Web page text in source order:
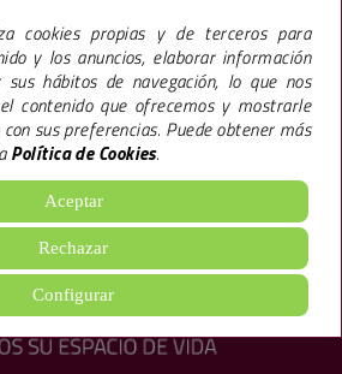
93 238 50 77
en la promoción de pisos en Madrid y
trabajando bajo una filosofía empresarial que le
viviendas y 600.000 m2 de oficinas, hoteles y
, todo ello, siguiendo un sistema degestión
Calidad Medioambiental
cookies·Configuración de cookies·
de privacidad
cookies propias y de terceros para
y los anuncios, elaborar información
hábitos de navegación, lo que nos
contenido que ofrecemos y mostrarle
sus preferencias. Puede obtener más
Política de Cookies.
Aceptar
Rechazar
Configurar